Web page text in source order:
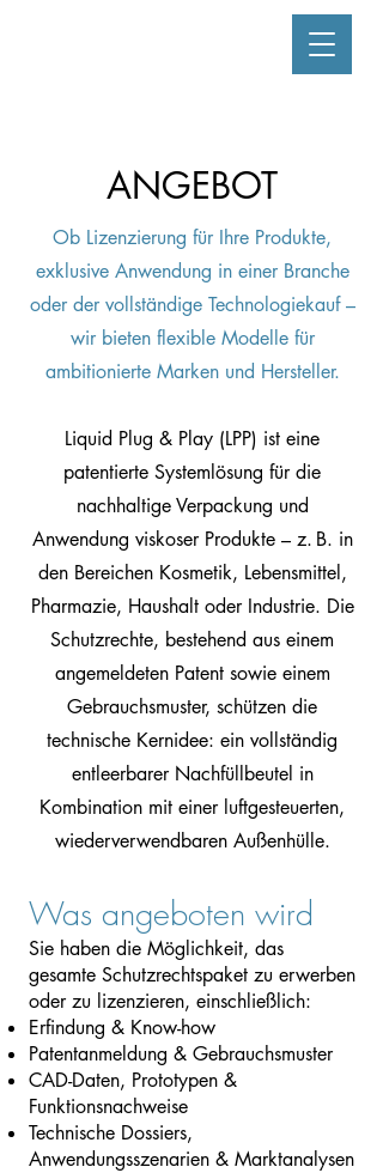
ANGEBOT
Ob Lizenzierung für Ihre Produkte,
exklusive Anwendung in einer Branche
oder der vollständige Technologiekauf –
wir bieten flexible Modelle für
ambitionierte Marken und Hersteller.
Liquid Plug & Play (LPP) ist eine
patentierte Systemlösung für die
nachhaltige Verpackung und
Anwendung viskoser Produkte – z. B. in
den Bereichen Kosmetik, Lebensmittel,
Pharmazie, Haushalt oder Industrie. Die
Schutzrechte, bestehend aus einem
angemeldeten Patent sowie einem
Gebrauchsmuster, schützen die
technische Kernidee: ein vollständig
entleerbarer Nachfüllbeutel in
Kombination mit einer luftgesteuerten,
wiederverwendbaren Außenhülle.
Was angeboten wird
Sie haben die Möglichkeit, das
gesamte Schutzrechtspaket zu erwerben
oder zu lizenzieren, einschließlich:
Erfindung & Know-how
Patentanmeldung & Gebrauchsmuster
CAD-Daten, Prototypen &
Funktionsnachweise
Technische Dossiers,
Anwendungsszenarien & Marktanalysen